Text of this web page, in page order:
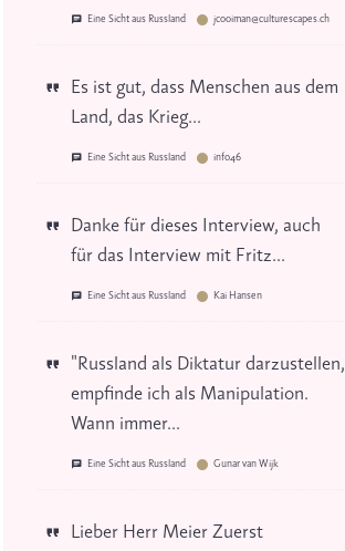
Eine Sicht aus Russland jcooiman@culturescapes.ch
Es ist gut, dass Menschen aus dem
Land, das Krieg...
Eine Sicht aus Russland info46
Danke für dieses Interview, auch
für das Interview mit Fritz...
Eine Sicht aus Russland Kai Hansen
"Russland als Diktatur darzustellen,
empfinde ich als Manipulation.
Wann immer...
Eine Sicht aus Russland Gunar van Wijk
Lieber Herr Meier Zuerst